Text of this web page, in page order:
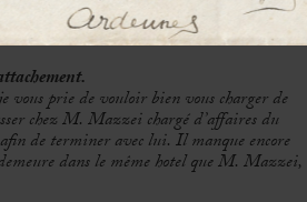
á examiner dans les districts, plus on
districts.On prend aisement l’habitude de
vous prie de vouloir bien vous charger de
chez M. Mazzei chargé d’affaires du
de terminer avec lui. Il manque encore
dans le même hotel que M. Mazzei,